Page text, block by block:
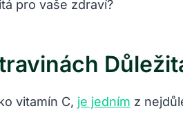
vitamín C, je jedním z